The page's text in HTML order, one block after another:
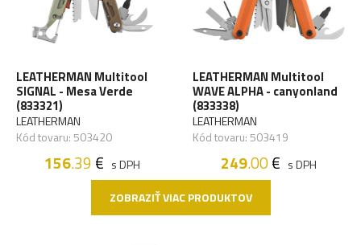
LEATHERMAN Multitool
SIGNAL - Mesa Verde
(833321)
LEATHERMAN
Kód tovaru: 503420
156.39 € s DPH
LEATHERMAN Multitool
WAVE ALPHA - canyonland
(833338)
LEATHERMAN
Kód tovaru: 503419
249.00€ s DPH
ZOBRAZIŤ VIAC PRODUKTOV